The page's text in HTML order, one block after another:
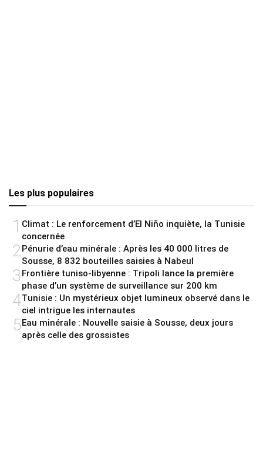
Les plus populaires
1 Climat : Le renforcement d’El Niño inquiète, la Tunisie
concernée
2 Pénurie d’eau minérale : Après les 40 000 litres de
Sousse, 8 832 bouteilles saisies à Nabeul
3 Frontière tuniso-libyenne : Tripoli lance la première
phase d’un système de surveillance sur 200 km
4Tunisie : Un mystérieux objet lumineux observé dans le
ciel intrigue les internautes
5Eau minérale : Nouvelle saisie à Sousse, deux jours
après celle des grossistes